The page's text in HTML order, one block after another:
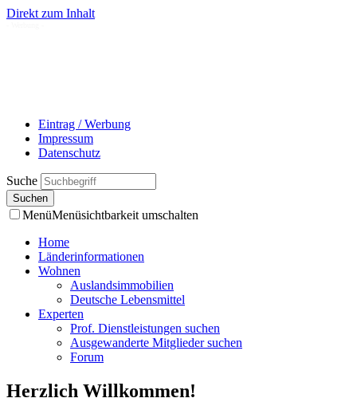
Direkt zum Inhalt
Eintrag / Werbung
Impressum
Datenschutz
Suche
MenüMenüsichtbarkeit umschalten
Home
Länderinformationen
Wohnen
Auslandsimmobilien
Deutsche Lebensmittel
Experten
Prof. Dienstleistungen suchen
Ausgewanderte Mitglieder suchen
Forum
Herzlich Willkommen!